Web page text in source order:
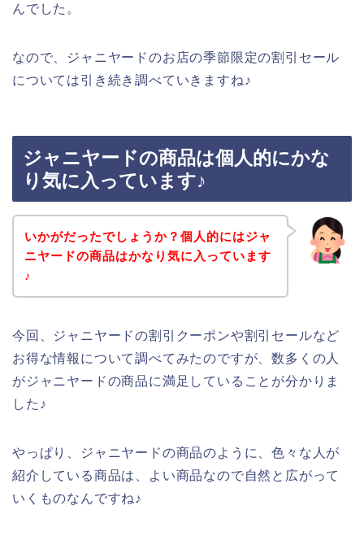
んでした。
なので、ジャニヤードのお店の季節限定の割引セール
については引き続き調べていきますね♪
ジャニヤードの商品は個人的にかな
り気に入っています♪
いかがだったでしょうか？個人的にはジャ
ニヤードの商品はかなり気に入っています
♪
今回、ジャニヤードの割引クーポンや割引セールなど
お得な情報について調べてみたのですが、数多くの人
がジャニヤードの商品に満足していることが分かりま
した♪
やっぱり、ジャニヤードの商品のように、色々な人が
紹介している商品は、よい商品なので自然と広がって
いくものなんですね♪